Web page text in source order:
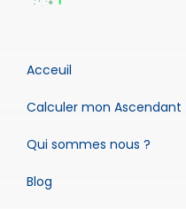
Acceuil
Calculer mon Ascendant
Qui sommes nous ?
Blog